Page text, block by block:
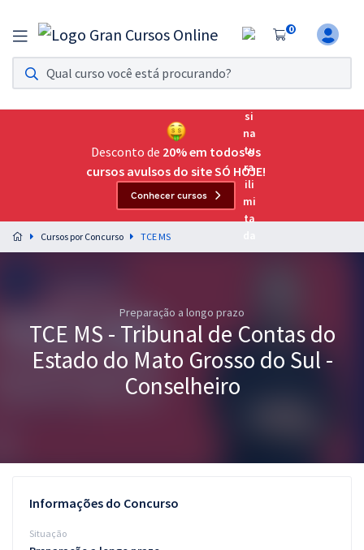
0
Assinatura Ilimitada 11
Acesso a todos os cursos. Teste grátis por 7 dias!
Assinatura OAB Até Passar
Acesso ilimitado a toda preparação para o Exame da
Preparação completa e intensiva para as principais
residências em saúde do Brasil
Assinatura Ilimitada
Questões grátis
Desconto de 20% em todos os
cursos avulsos do site SÓ HOJE!
Conhecer cursos
Cursos por Concurso TCE MS
Preparação a longo prazo
TCE MS - Tribunal de Contas do
Estado do Mato Grosso do Sul -
Conselheiro
Informações do Concurso
Situação